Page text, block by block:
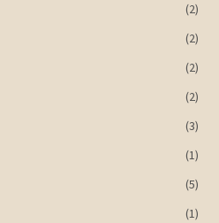
(2)
(2)
(2)
(2)
(3)
(1)
(5)
(1)